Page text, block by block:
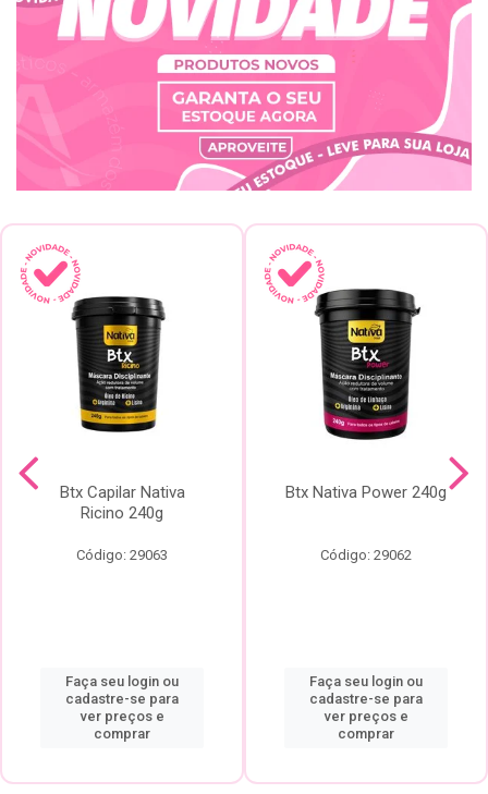
Btx Capilar Nativa
Ricino 240g
Código: 29063
Faça seu login ou
cadastre-se para
ver preços e
comprar
Btx Nativa Power 240g
Código: 29062
Faça seu login ou
cadastre-se para
ver preços e
comprar